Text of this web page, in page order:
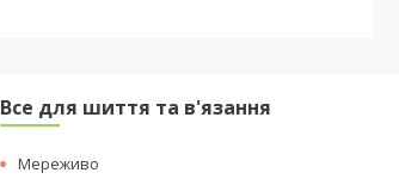
Все для шиття та в'язання
Мереживо